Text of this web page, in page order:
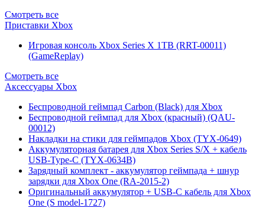
Смотреть все
Приставки Xbox
Игровая консоль Xbox Series X 1TB (RRT-00011)
(GameReplay)
Смотреть все
Аксессуары Xbox
Беспроводной геймпад Carbon (Black) для Xbox
Беспроводной геймпад для Xbox (красный) (QAU-
00012)
Накладки на стики для геймпадов Xbox (TYX-0649)
Аккумуляторная батарея для Xbox Series S/X + кабель
USB-Type-C (TYX-0634B)
Зарядный комплект - аккумулятор геймпада + шнур
зарядки для Xbox One (RA-2015-2)
Оригинальный аккумулятор + USB-C кабель для Xbox
One (S model-1727)